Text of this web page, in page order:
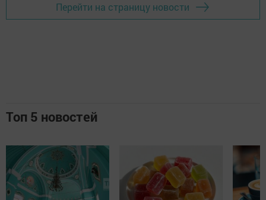
Перейти на страницу новости
Топ 5 новостей